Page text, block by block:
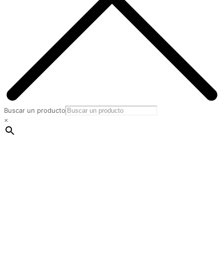
Buscar un producto
×